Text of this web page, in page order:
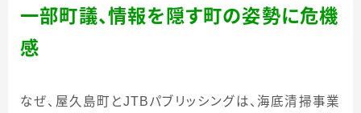
一部町議、情報を隠す町の姿勢に危機
感
なぜ、屋久島町とJTBパブリッシングは、海底清掃事業